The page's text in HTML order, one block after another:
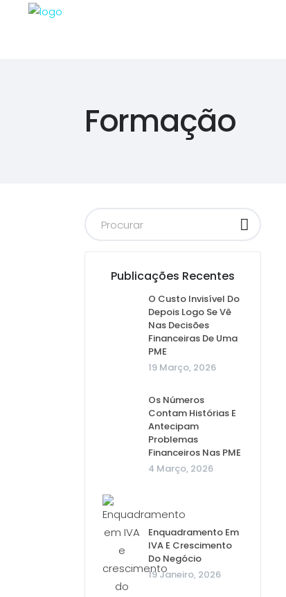
Formação
Publicações Recentes
O Custo Invisível Do
Depois Logo Se Vê
Nas Decisões
Financeiras De Uma
PME
19 Março, 2026
Os Números
Contam Histórias E
Antecipam
Problemas
Financeiros Nas PME
4 Março, 2026
Enquadramento Em
IVA E Crescimento
Do Negócio
19 Janeiro, 2026